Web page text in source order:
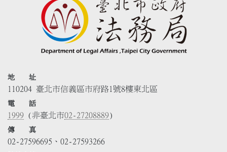
地 址
110204 臺北市信義區市府路1號8樓東北區
電 話
1999 (非臺北市02-27208889)
傳 真
02-27596695、02-27593266